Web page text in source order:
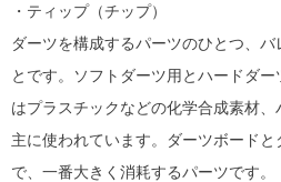
・ティップ（チップ）
ダーツを構成するパーツのひとつ、
とです。ソフトダーツ用とハードダ
はプラスチックなどの化学合成素材
主に使われています。ダーツボード
で、一番大きく消耗するパーツです。